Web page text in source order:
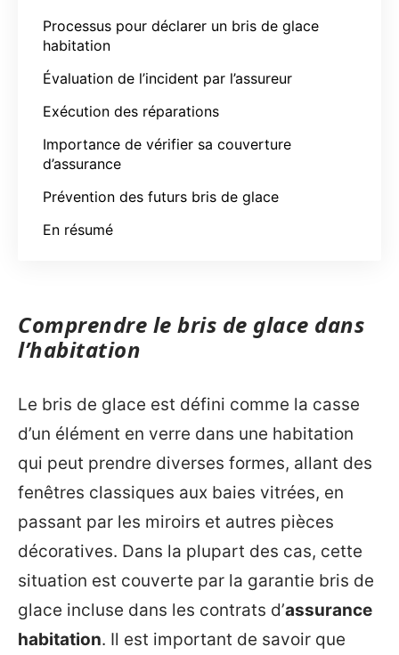
Processus pour déclarer un bris de glace
habitation
Évaluation de l’incident par l’assureur
Exécution des réparations
Importance de vérifier sa couverture
d’assurance
Prévention des futurs bris de glace
En résumé
Comprendre le bris de glace dans
l’habitation
Le bris de glace est défini comme la casse
d’un élément en verre dans une habitation
qui peut prendre diverses formes, allant des
fenêtres classiques aux baies vitrées, en
passant par les miroirs et autres pièces
décoratives. Dans la plupart des cas, cette
situation est couverte par la garantie bris de
glace incluse dans les contrats d’assurance
habitation. Il est important de savoir que